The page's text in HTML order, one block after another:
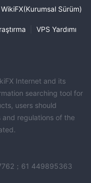
WikiFX(Kurumsal Sürüm)
VPS Yardımı
Internet and its
searching tool for
users should
regulations of the
；61 449895363